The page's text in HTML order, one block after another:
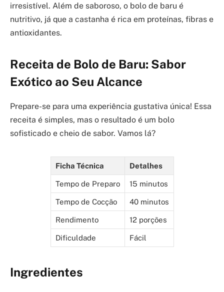
irresistível. Além de saboroso, o bolo de baru é
nutritivo, já que a castanha é rica em proteínas, fibras e
antioxidantes.
Receita de Bolo de Baru: Sabor
Exótico ao Seu Alcance
Prepare-se para uma experiência gustativa única! Essa
receita é simples, mas o resultado é um bolo
sofisticado e cheio de sabor. Vamos lá?
Ficha Técnica Detalhes
Tempo de Preparo 15 minutos
Tempo de Cocção 40 minutos
Rendimento 12 porções
Dificuldade Fácil
Ingredientes